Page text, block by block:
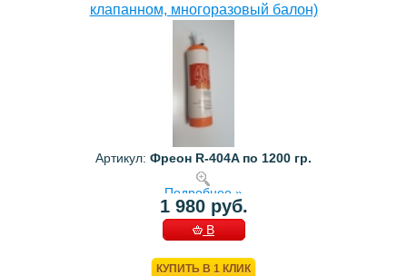
клапанном, многоразовый балон)
Артикул: Фреон R-404A по 1200 гр.
Подробнее »
1 980 руб.
В
КУПИТЬ В 1 КЛИК